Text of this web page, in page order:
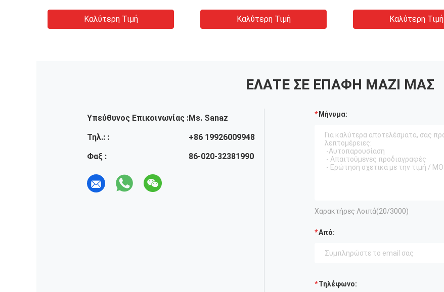
Καλύτερη Τιμή Καλύτερη Τιμή Καλύτερη Τιμή
ΕΛΆΤΕ ΣΕ ΕΠΑΦΉ ΜΑΖΊ ΜΑΣ
Υπεύθυνος Επικοινωνίας :Ms. Sanaz
Τηλ.: :
+86 19926009948
Φαξ :
86-020-32381990
Μήνυμα:
Χαρακτήρες Λοιπά(20/3000)
Από:
Τηλέφωνο: